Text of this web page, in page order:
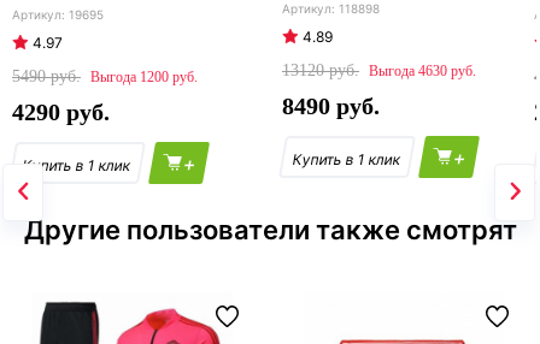
19695
4.97
5490
1200
4290
+
118898
4.89
13120
4630
8490
+
Другие пользователи также смотрят